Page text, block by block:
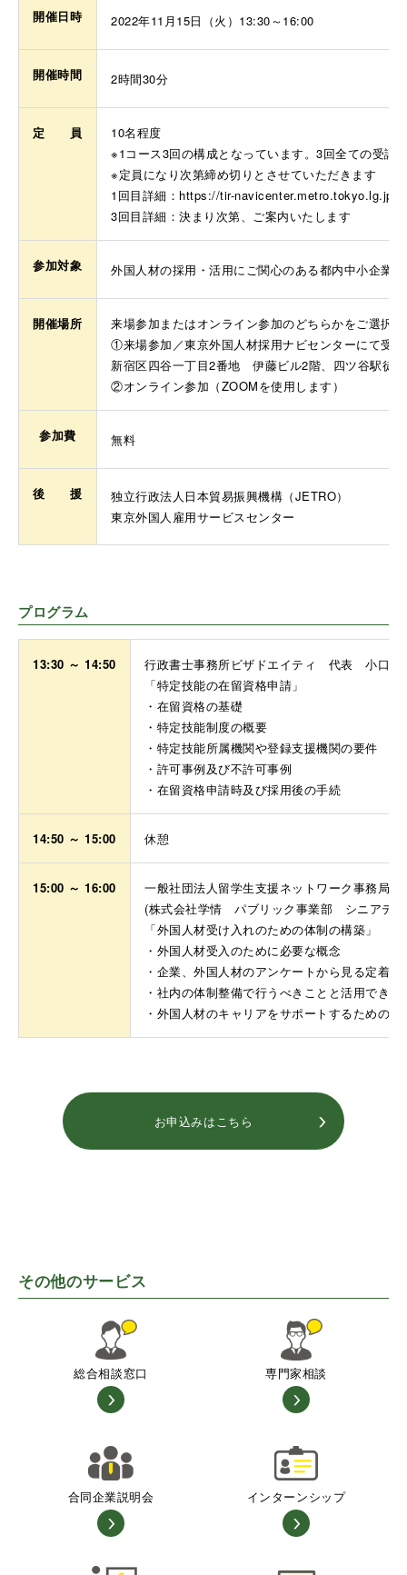
開催日時 2022年11月15日（火）13:30～16:00
開催時間 2時間30分
定 員
10名程度
※1コース3回の構成となっています。3回全ての受講
※定員になり次第締め切りとさせていただきます
1回目詳細： https://tir-navicenter.metro.tokyo.lg.jp/
3回目詳細：決まり次第、ご案内いたします
参加対象 外国人材の採用・活用にご関心のある都内中小企業
開催場所
来場参加またはオンライン参加のどちらかをご選択
①来場参加／東京外国人材採用ナビセンターにて受講
新宿区四谷一丁目2番地 伊藤ビル2階、四ツ谷駅徒
②オンライン参加（ZOOMを使用します）
参加費 無料
後 援
独立行政法人日本貿易振興機構（JETRO）
東京外国人雇用サービスセンター
プログラム
13:30 ～ 14:50
行政書士事務所ビザドエイティ 代表 小口
「特定技能の在留資格申請」
・在留資格の基礎
・特定技能制度の概要
・特定技能所属機関や登録支援機関の要件
・許可事例及び不許可事例
・在留資格申請時及び採用後の手続
14:50 ～ 15:00 休憩
15:00 ～ 16:00
一般社団法人留学生支援ネットワーク事務
(株式会社学情 パブリック事業部 シニアデ
「外国人材受け入れのための体制の構築」
・外国人材受入のために必要な概念
・企業、外国人材のアンケートから見る定着
・社内の体制整備で行うべきことと活用できる
・外国人材のキャリアをサポートするための取
お申込みはこちら
その他のサービス
総合相談窓口 専門家相談
合同企業説明会 インターンシップ